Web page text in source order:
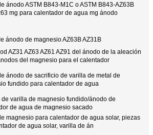
ánodo ASTM B843-M1C o ASTM B843-AZ63B
mg para calentador de agua mg ánodo
ánodo de magnesio AZ63B AZ31B
AZ31 AZ63 AZ61 AZ91 del ánodo de la aleación
del magnesio para el calentador
ánodo de sacrificio de varilla de metal de
fundido para calentador de agua
de varilla de magnesio fundido/ánodo de
de agua de magnesio sacado
magnesio para calentador de agua solar, piezas
de agua solar, varilla de án